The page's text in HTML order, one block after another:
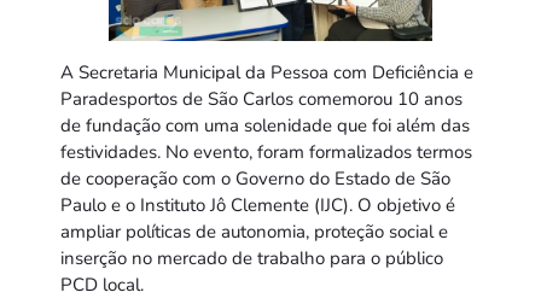
A Secretaria Municipal da Pessoa com Deficiência e
Paradesportos de São Carlos comemorou 10 anos
de fundação com uma solenidade que foi além das
festividades. No evento, foram formalizados termos
de cooperação com o Governo do Estado de São
Paulo e o Instituto Jô Clemente (IJC). O objetivo é
ampliar políticas de autonomia, proteção social e
inserção no mercado de trabalho para o público
PCD local.